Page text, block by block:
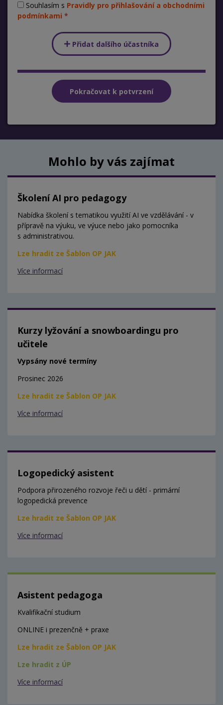
Souhlasím s Pravidly pro přihlašování a obchodními
podmínkami
Přidat dalšího účastníka
Mohlo by vás zajímat
Školení AI pro pedagogy
Nabídka školení s tematikou využití AI ve vzdělávání - v
přípravě na výuku, ve výuce nebo jako pomocníka
s administrativou.
Lze hradit ze Šablon OP JAK
Více informací
Kurzy lyžování a snowboardingu pro
učitele
Vypsány nové termíny
Prosinec 2026
Lze hradit ze Šablon OP JAK
Více informací
Logopedický asistent
Podpora přirozeného rozvoje řeči u dětí - primární
logopedická prevence
Lze hradit ze Šablon OP JAK
Více informací
Asistent pedagoga
Kvalifikační studium
ONLINE i prezenčně + praxe
Lze hradit ze Šablon OP JAK
Lze hradit z ÚP
Více informací